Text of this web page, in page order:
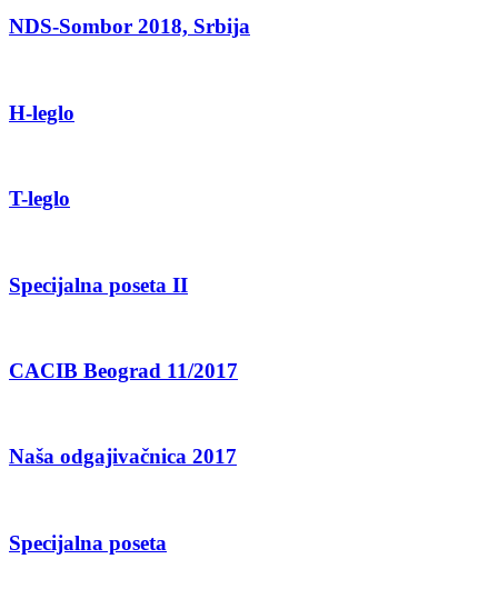
NDS-Sombor 2018, Srbija
H-leglo
T-leglo
Specijalna poseta II
CACIB Beograd 11/2017
Naša odgajivačnica 2017
Specijalna poseta